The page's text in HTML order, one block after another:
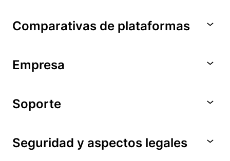
Comparativas de plataformas
Empresa
Soporte
Seguridad y aspectos legales